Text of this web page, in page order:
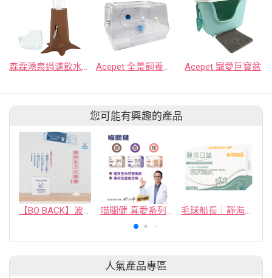
Acepet 寵愛巨寶盆
您可能有興趣的產品
【BO BACK】波焙克｜貓狗全方位保健營養｜1盒30包 喵關健 真愛系列【專利雙配方，守護毛孩日常保健】 毛球船長｜靜海日誌
人氣產品專區